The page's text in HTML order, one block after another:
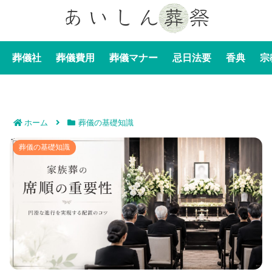
葬儀社 葬儀費用 葬儀マナー 忌日法要 香典 宗
ホーム 葬儀の基礎知識
葬儀における家族葬の席順の重要性｜円滑な進行を実現
する配置のコツ
葬儀の基礎知識